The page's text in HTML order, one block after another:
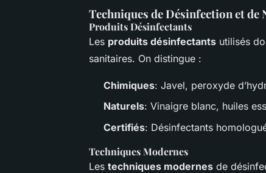
Techniques de Désinfection et de
Produits Désinfectants
Les produits désinfectants utilisés
sanitaires. On distingue :
Chimiques: Javel, peroxyde
Naturels: Vinaigre blanc, huiles
Certifiés: Désinfectants
Techniques Modernes
Les techniques modernes de